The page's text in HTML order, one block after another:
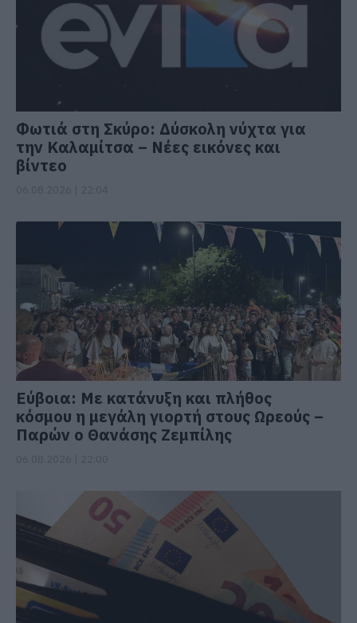
Φωτιά στη Σκύρο: Δύσκολη νύχτα για
την Καλαμίτσα – Νέες εικόνες και
βίντεο
Εύβοια: Με κατάνυξη και πλήθος
κόσμου η μεγάλη γιορτή στους Ωρεούς –
Παρών ο Θανάσης Ζεμπίλης